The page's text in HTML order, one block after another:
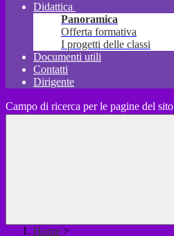
Didattica
Panoramica
Offerta formativa
I progetti delle classi
Documenti utili
Contatti
Dirigente
Campo di ricerca per le pagine del sito
Home >